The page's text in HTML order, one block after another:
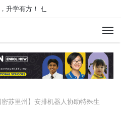
苏里州】安排机器人协助特殊生